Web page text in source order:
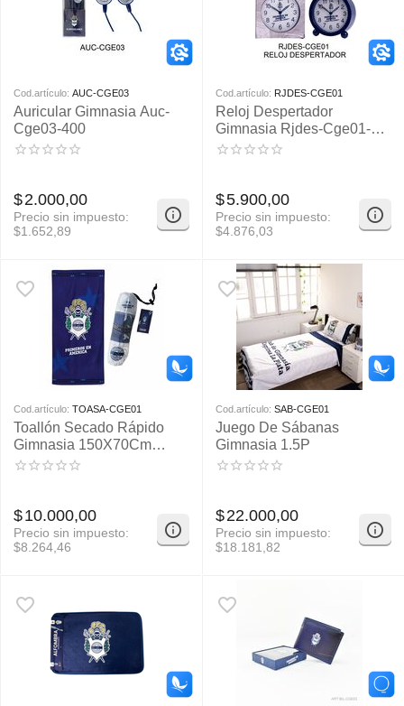
Cod.artículo: AUC-CGE03
Auricular Gimnasia Auc-
Cge03-400
$2.000,00
Precio sin impuesto:
$1.652,89
Cod.artículo: RJDES-CGE01
Reloj Despertador
Gimnasia Rjdes-Cge01-
100
$5.900,00
Precio sin impuesto:
$4.876,03
Cod.artículo: TOASA-CGE01
Toallón Secado Rápido
Gimnasia 150X70Cm
Aprox
$10.000,00
Precio sin impuesto:
$8.264,46
Cod.artículo: SAB-CGE01
Juego De Sábanas
Gimnasia 1.5P
$22.000,00
Precio sin impuesto:
$18.181,82